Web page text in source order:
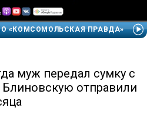
«КОМСОМОЛЬСКАЯ ПРАВДА»
муж передал сумку с
отправили